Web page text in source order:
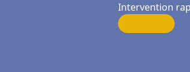
Intervention